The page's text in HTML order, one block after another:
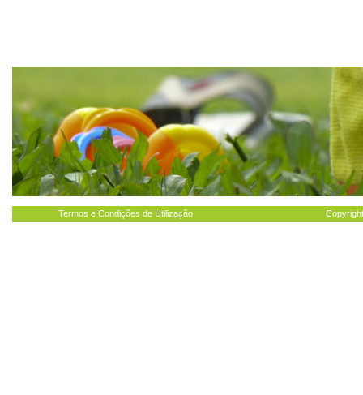
Termos e Condições de Utilização